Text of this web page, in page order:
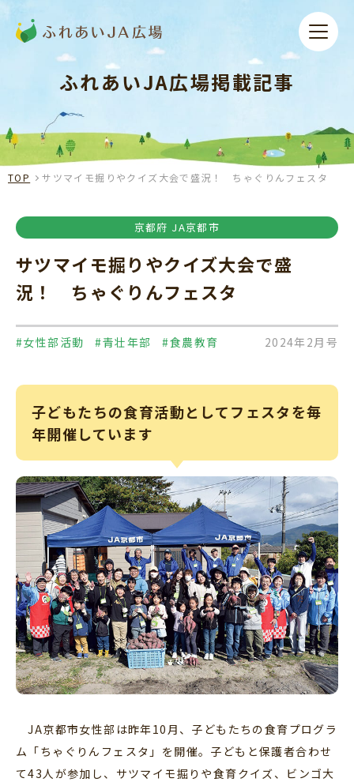
ふれあいJA広場掲載記事
TOP サツマイモ掘りやクイズ大会で盛況！ ちゃぐりんフェスタ
京都府 JA京都市
サツマイモ掘りやクイズ大会で盛
況！ ちゃぐりんフェスタ
#女性部活動 #青壮年部 #食農教育 2024年2月号
子どもたちの食育活動としてフェスタを毎
年開催しています
JA京都市女性部は昨年10月、子どもたちの食育プログラ
ム「ちゃぐりんフェスタ」を開催。子どもと保護者合わせ
て43人が参加し、サツマイモ掘りや食育クイズ、ビンゴ大